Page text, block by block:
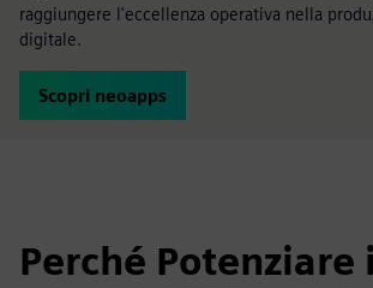
raggiungere l'eccellenza operativa nella
digitale.
Scopri neoapps
Perché Potenziare